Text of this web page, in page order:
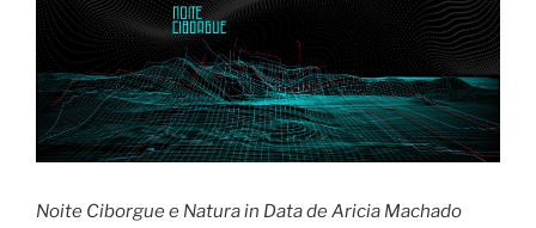
Noite Ciborgue e Natura in Data de Aricia Machado